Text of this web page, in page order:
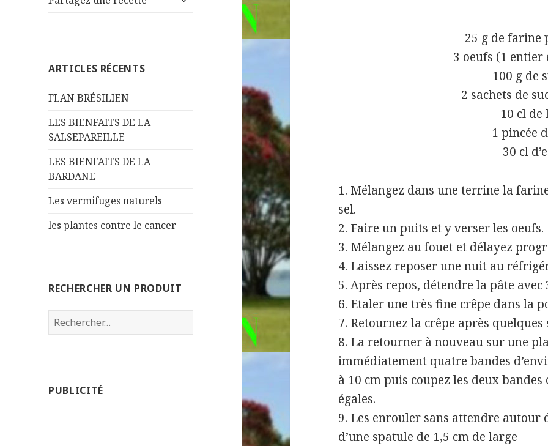
ARTICLES RÉCENTS
FLAN BRÉSILIEN
LES BIENFAITS DE LA
SALSEPAREILLE
LES BIENFAITS DE LA
BARDANE
Les vermifuges naturels
les plantes contre le cancer
RECHERCHER UN PRODUIT
Rechercher :
PUBLICITÉ
25 g de farine
3 oeufs (1 entier
100 g de
2 sachets de
10 cl de
1 pincée
30 cl
1. Mélangez dans une terrine la
sel.
2. Faire un puits et y verser les oeufs.
3. Mélangez au fouet et délayez
4. Laissez reposer une nuit au
5. Après repos, détendre la pâte avec
6. Etaler une très fine crêpe dans la
7. Retournez la crêpe après quelques
8. La retourner à nouveau sur une
immédiatement quatre bandes
à 10 cm puis coupez les deux
égales.
9. Les enrouler sans attendre autour
d’une spatule de 1,5 cm de large